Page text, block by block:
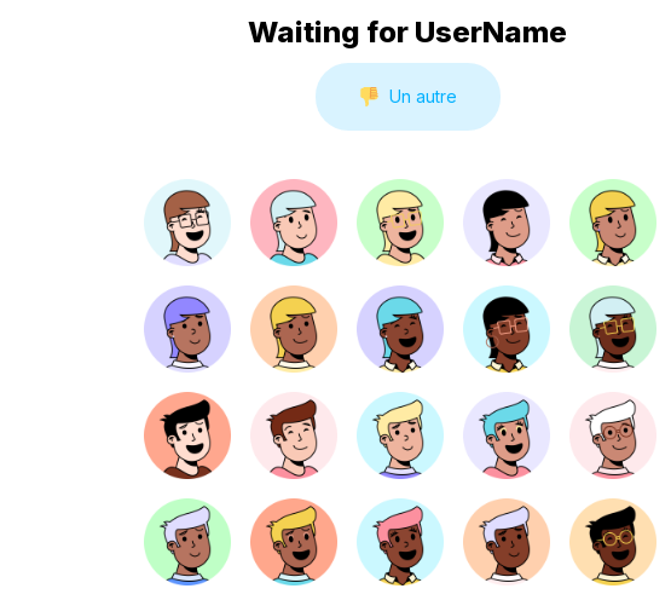
Waiting for UserName
Un autre